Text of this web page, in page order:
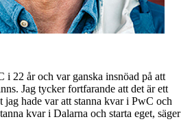
i 22 år och var ganska insnöad på att
Jag tycker fortfarande att det är ett
jag hade var att stanna kvar i PwC och
kvar i ­Dalarna och starta eget, säger